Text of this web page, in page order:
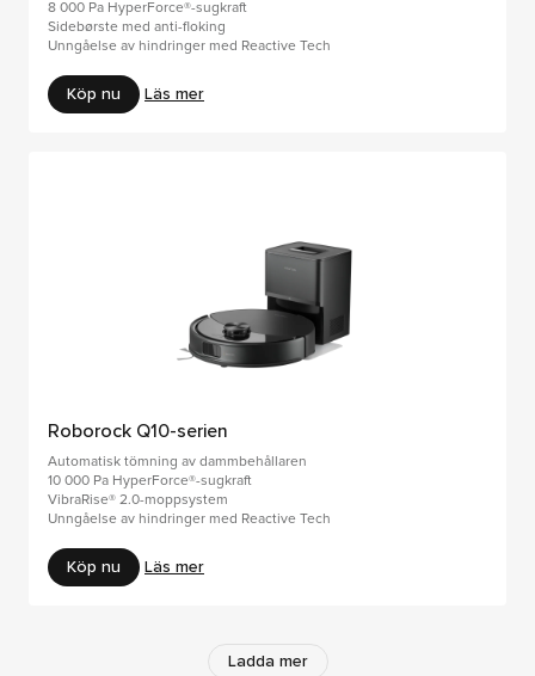
8 000 Pa HyperForce®-sugkraft
Sidebørste med anti-floking
Unngåelse av hindringer med Reactive Tech
Köp nu Läs mer
Roborock Q10-serien
Automatisk tömning av dammbehållaren
10 000 Pa HyperForce®-sugkraft
VibraRise® 2.0-moppsystem
Unngåelse av hindringer med Reactive Tech
Köp nu Läs mer
Ladda mer